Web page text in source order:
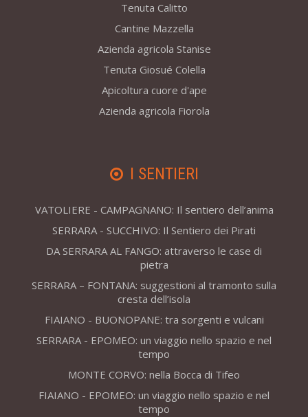
Tenuta Calitto
Cantine Mazzella
Azienda agricola Stanise
Tenuta Giosué Colella
Apicoltura cuore d'ape
Azienda agricola Fiorola
I SENTIERI
VATOLIERE - CAMPAGNANO: Il sentiero dell’anima
SERRARA - SUCCHIVO: Il Sentiero dei Pirati
DA SERRARA AL FANGO: attraverso le case di
pietra
SERRARA – FONTANA: suggestioni al tramonto sulla
cresta dell’isola
FIAIANO - BUONOPANE: tra sorgenti e vulcani
SERRARA - EPOMEO: un viaggio nello spazio e nel
tempo
MONTE CORVO: nella Bocca di Tifeo
FIAIANO - EPOMEO: un viaggio nello spazio e nel
tempo